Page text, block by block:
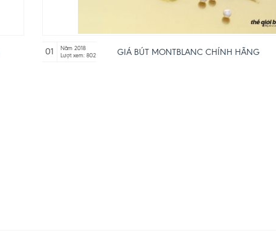
01
Năm 2018
Lượt xem: 802
GIÁ BÚT MONTBLANC CHÍNH HÃNG